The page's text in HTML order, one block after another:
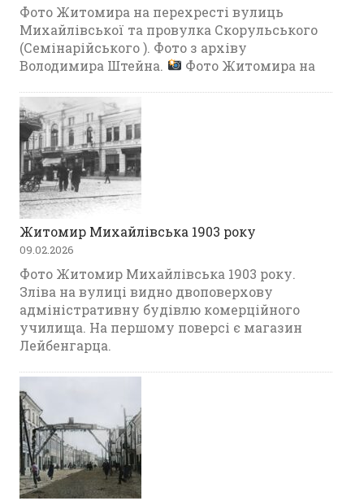
Фото Житомира на перехресті вулиць
Михайлівської та провулка Скорульського
(Семінарійського ). Фото з архіву
Володимира Штейна.
Фото Житомира на
Житомир Михайлівська 1903 року
09.02.2026
Фото Житомир Михайлівська 1903 року.
Зліва на вулиці видно двоповерхову
адміністративну будівлю комерційного
училища. На першому поверсі є магазин
Лейбенгарца.